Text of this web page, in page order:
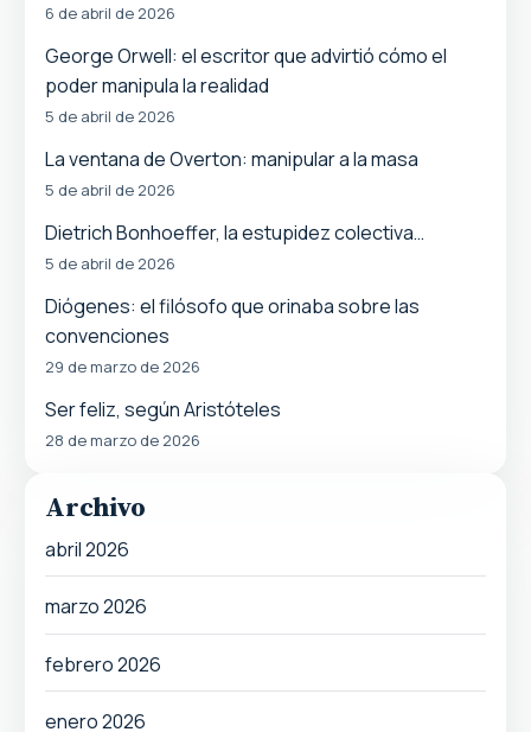
6 de abril de 2026
George Orwell: el escritor que advirtió cómo el
poder manipula la realidad
5 de abril de 2026
La ventana de Overton: manipular a la masa
5 de abril de 2026
Dietrich Bonhoeffer, la estupidez colectiva…
5 de abril de 2026
Diógenes: el filósofo que orinaba sobre las
convenciones
29 de marzo de 2026
Ser feliz, según Aristóteles
28 de marzo de 2026
Archivo
abril 2026
marzo 2026
febrero 2026
enero 2026